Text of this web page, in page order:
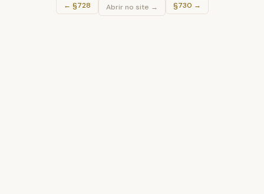
← §728 Abrir no site → §730 →